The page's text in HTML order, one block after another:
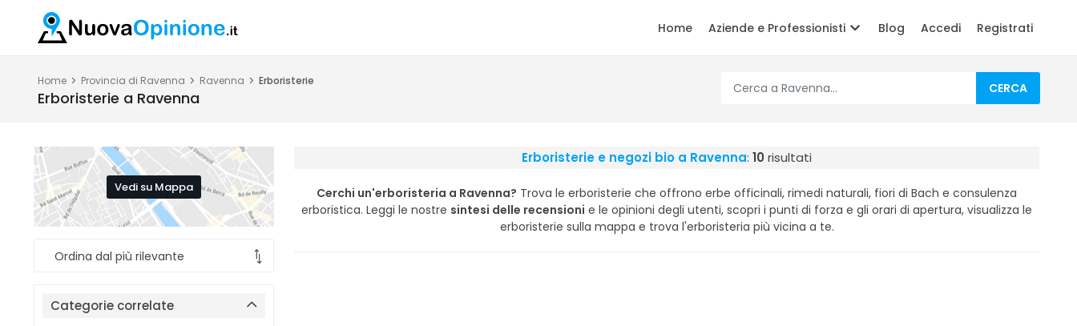
Home Aziende e Professionisti Blog Accedi Registrati
Home Provincia di Ravenna Ravenna Erboristerie
Erboristerie a Ravenna
CERCA
Vedi su Mappa
Categorie correlate
Erboristerie e negozi bio a Ravenna: 10 risultati
Cerchi un'erboristeria a Ravenna? Trova le erboristerie che offrono erbe officinali, rimedi naturali, fiori di Bach e consulenza
erboristica. Leggi le nostre sintesi delle recensioni e le opinioni degli utenti, scopri i punti di forza e gli orari di apertura, visualizza le
erboristerie sulla mappa e trova l'erboristeria più vicina a te.